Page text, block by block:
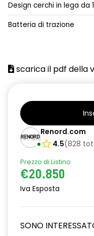
antenna ad asta
avviso promemoria
chiave pieghevole
chiusura centralizzata
climatizzatore manuale
console centrale bassa
cruise control incl.
distance warning
driver display digitale
Design cerchi in lega da
Batteria di trazione
scarica il pdf della
Renord.com
4.5(828
Prezzo di Listino
€20.850
Iva Esposta
SONO